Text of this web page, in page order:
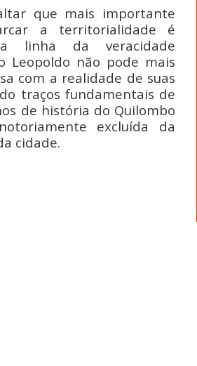
que mais importante
a territorialidade é
linha da veracidade
Leopoldo não pode mais
com a realidade de suas
traços fundamentais de
de história do Quilombo
excluída da
cidade.